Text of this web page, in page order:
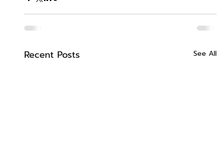
Recent Posts See All